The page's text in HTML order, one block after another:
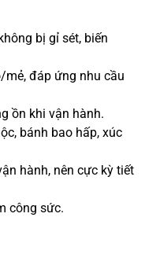
bị gỉ sét, biến
mẻ, đáp ứng nhu cầu
ồn khi vận hành.
bánh bao hấp, xúc
hành, nên cực kỳ tiết
công sức.